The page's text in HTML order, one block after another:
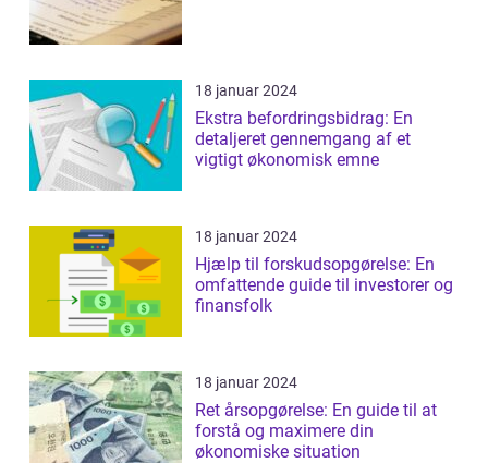
18 januar 2024
Ekstra befordringsbidrag: En
detaljeret gennemgang af et
vigtigt økonomisk emne
18 januar 2024
Hjælp til forskudsopgørelse: En
omfattende guide til investorer og
finansfolk
18 januar 2024
Ret årsopgørelse: En guide til at
forstå og maximere din
økonomiske situation